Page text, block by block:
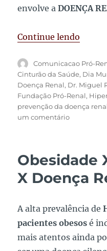
envolve aDOENÇA
Continue lendo
Autor
Comunicacao Pró-
Cinturão da Saúde, Dia
Doença Renal, Dr. Miguel
Fundação Pró-Renal,
prevenção da doença
um comentárioem
09
março
é
com
Obesidade
X Doença
A alta prevalência de
pacientes obesos é
mais atentos ainda